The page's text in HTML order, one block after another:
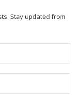
Stay updated from